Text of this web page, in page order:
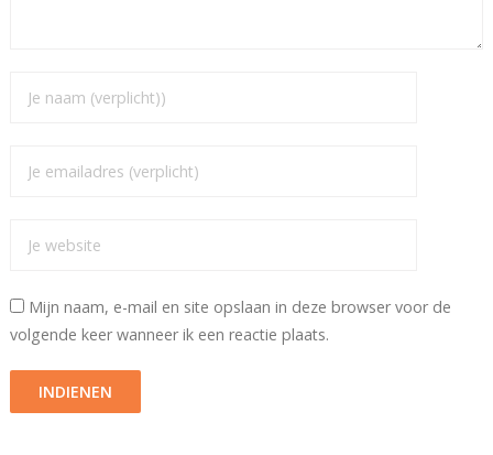
Mijn naam, e-mail en site opslaan in deze browser voor de
volgende keer wanneer ik een reactie plaats.